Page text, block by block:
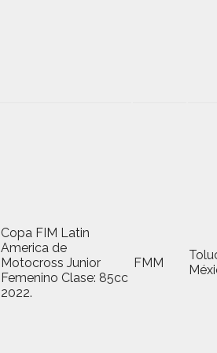
Copa FIM Latin
America de
Motocross Junior
Femenino Clase: 85cc
2022.
FMM